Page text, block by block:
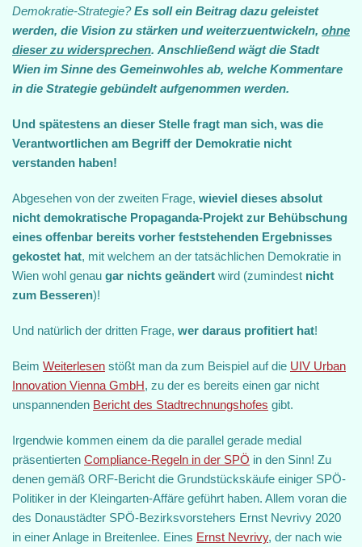
Demokratie-Strategie?Es soll ein Beitrag dazu geleistet
werden, die Vision zu stärken und weiterzuentwickeln, ohne
dieser zu widersprechen. Anschließend wägt die Stadt
Wien im Sinne des Gemeinwohles ab, welche Kommentare
in die Strategie gebündelt aufgenommen werden.
Und spätestens an dieser Stelle fragt man sich, was die
Verantwortlichen am Begriff der Demokratie nicht
verstanden haben!
Abgesehen von der zweiten Frage, wieviel dieses absolut
nicht demokratische Propaganda-Projekt zur Behübschung
eines offenbar bereits vorher feststehenden Ergebnisses
gekostet hat, mit welchem an der tatsächlichen Demokratie in
Wien wohl genau gar nichts geändert wird (zumindest nicht
zum Besseren)!
Und natürlich der dritten Frage, wer daraus profitiert hat!
Beim Weiterlesen stößt man da zum Beispiel auf die UIV Urban
Innovation Vienna GmbH, zu der es bereits einen gar nicht
unspannenden Bericht des Stadtrechnungshofes gibt.
Irgendwie kommen einem da die parallel gerade medial
präsentierten Compliance-Regeln in der SPÖ in den Sinn! Zu
denen gemäß ORF-Bericht die Grundstückskäufe einiger SPÖ-
Politiker in der Kleingarten-Affäre geführt haben. Allem voran die
des Donaustädter SPÖ-Bezirksvorstehers Ernst Nevrivy 2020
in einer Anlage in Breitenlee. Eines Ernst Nevrivy, der nach wie